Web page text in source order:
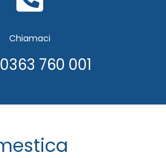
Chiamaci
760 001